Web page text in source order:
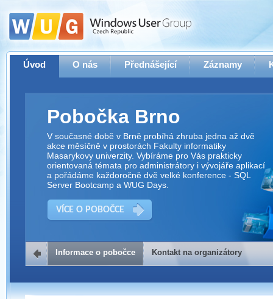
Úvod O nás Přednášející Záznamy
Pobočka Brno
V současné době v Brně probíhá zhruba jedna až dvě
akce měsíčně v prostorách Fakulty informatiky
Masarykovy univerzity. Vybíráme pro Vás prakticky
orientovaná témata pro administrátory i vývojáře aplikací
a pořádáme každoročně dvě velké konference - SQL
Server Bootcamp a WUG Days.
VÍCE O POBOČCE
Kontakt na organizátory
Pokud máte jakýkoliv dotaz na organizátory této akce,
prosím neváhejte nás kontaktovat na e-mailu:
Informace o pobočce Kontakt na organizátory